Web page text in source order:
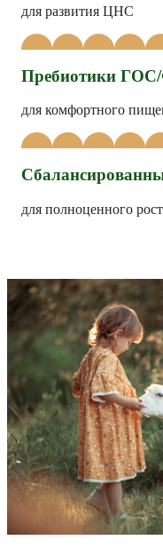
для развития ЦНС
Пребиотики
для комфортного
для полноценного